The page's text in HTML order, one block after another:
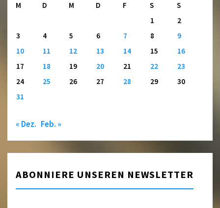
M
D M D F S
S
1
2
3
4 5 6 7 8
9
10
11 12 13 14 15
16
17
18 19 20 21 22
23
24
25 26 27 28 29
30
31
« Dez. Feb. »
ABONNIERE UNSEREN NEWSLETTER